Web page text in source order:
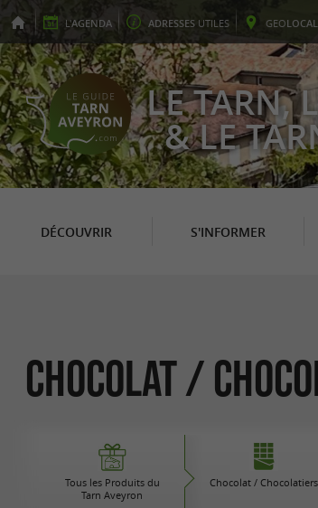
L'AGENDA ADRESSES UTILES GEO
LE TARN,
& LE
DÉCOUVRIR S'INFORMER
Chocolat /
Tous les Produits du
Tarn Aveyron
Chocolat / Chocolatiers